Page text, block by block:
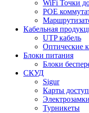
WiFi Точки
POE
Кабельная
UTP кабель
Оптические
Блоки питания
Блоки
СКУД
Sigur
Карты
Электрозамки
Турникеты